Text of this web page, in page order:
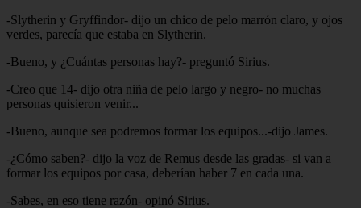
-Slytherin y Gryffindor- dijo un chico de pelo marrón claro, y ojos
verdes, parecía que estaba en Slytherin.
-Bueno, y ¿Cuántas personas hay?- preguntó Sirius.
-Creo que 14- dijo otra niña de pelo largo y negro- no muchas
personas quisieron venir...
-Bueno, aunque sea podremos formar los equipos...-dijo James.
-¿Cómo saben?- dijo la voz de Remus desde las gradas- si van a
formar los equipos por casa, deberían haber 7 en cada una.
-Sabes, en eso tiene razón- opinó Sirius.